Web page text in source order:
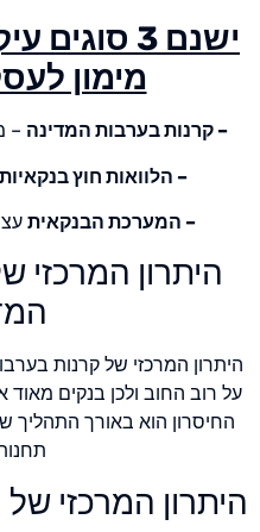
ישנם 3
מימון
– קרנות בערבות המדינה –
– הלוואות חוץ בנקאיות
– המערכת הבנקאית
היתרון המרכזי
היתרון המרכזי של קרנות
על רוב החוב ולכן בנקים מאוד
היתרון המרכזי